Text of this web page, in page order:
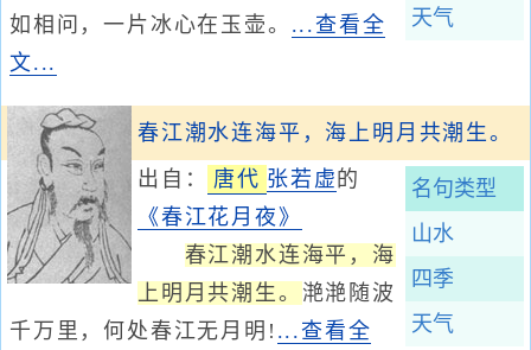
天气
如相问，一片冰心在玉壶。 ...查看全
文...
春江潮水连海平，海上明月共潮生。
名句类型
山水
四季
天气
出自： 唐代 张若虚 的
《春江花月夜》
春江潮水连海平，海
上明月共潮生。 滟滟随波
千万里，何处春江无月明! ...查看全